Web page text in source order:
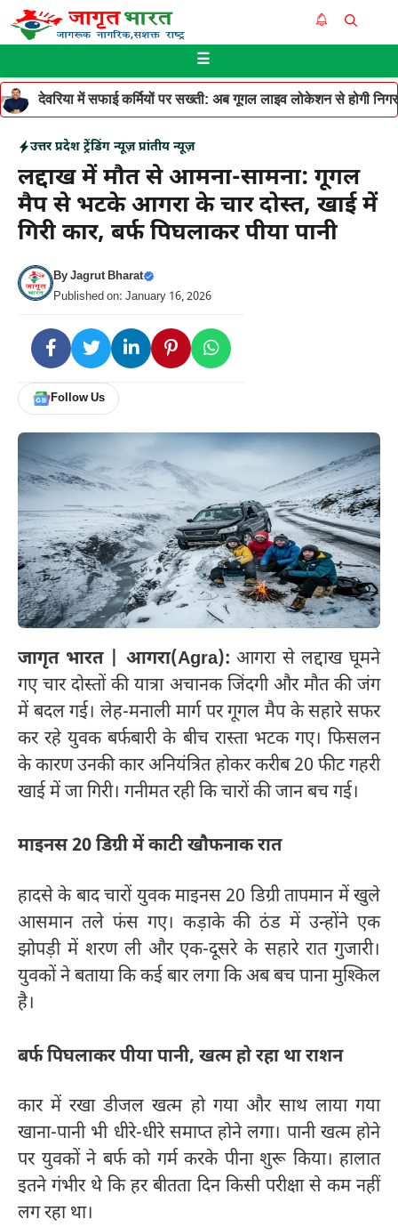
Skip
to
☰
देवरिया में सफाई कर्मियों पर सख्ती: अब गूगल लाइव लोकेशन से होगी
उत्तर प्रदेश ट्रेंडिंग न्यूज़ प्रांतीय न्यूज़
लद्दाख में मौत से आमना-सामना: गूगल
मैप से भटके आगरा के चार दोस्त, खाई में
गिरी कार, बर्फ पिघलाकर पीया पानी
ByJagrut Bharat
Published on: January 16, 2026
Follow Us
जागृत भारत | आगरा(Agra): आगरा से लद्दाख घूमने
गए चार दोस्तों की यात्रा अचानक जिंदगी और मौत की जंग
में बदल गई। लेह-मनाली मार्ग पर गूगल मैप के सहारे सफर
कर रहे युवक बर्फबारी के बीच रास्ता भटक गए। फिसलन
के कारण उनकी कार अनियंत्रित होकर करीब 20 फीट गहरी
खाई में जा गिरी। गनीमत रही कि चारों की जान बच गई।
माइनस 20 डिग्री में काटी खौफनाक रात
हादसे के बाद चारों युवक माइनस 20 डिग्री तापमान में खुले
आसमान तले फंस गए। कड़ाके की ठंड में उन्होंने एक
झोपड़ी में शरण ली और एक-दूसरे के सहारे रात गुजारी।
युवकों ने बताया कि कई बार लगा कि अब बच पाना मुश्किल
है।
बर्फ पिघलाकर पीया पानी, खत्म हो रहा था राशन
कार में रखा डीजल खत्म हो गया और साथ लाया गया
खाना-पानी भी धीरे-धीरे समाप्त होने लगा। पानी खत्म होने
पर युवकों ने बर्फ को गर्म करके पीना शुरू किया। हालात
इतने गंभीर थे कि हर बीतता दिन किसी परीक्षा से कम नहीं
लग रहा था।